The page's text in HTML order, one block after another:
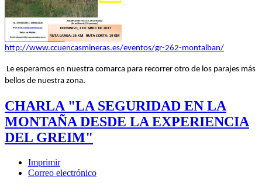
http://www.ccuencasmineras.es/eventos/gr-262-montalban/
Le esperamos en nuestra comarca para recorrer otro de los parajes más
bellos de nuestra zona.
CHARLA "LA SEGURIDAD EN LA
MONTAÑA DESDE LA EXPERIENCIA
DEL GREIM"
Imprimir
Correo electrónico